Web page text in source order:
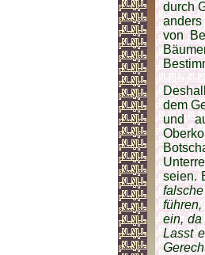
durch
von
dem
und
seien.
ein, da
Lasst